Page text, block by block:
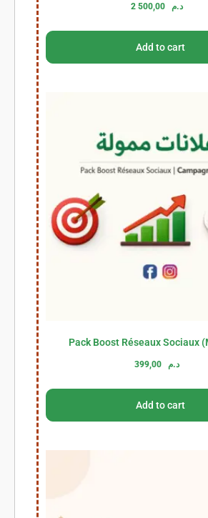
2 500,00 د.م
Add to cart
Pack Boost Réseaux Sociaux
399,00 د.م
Add to cart